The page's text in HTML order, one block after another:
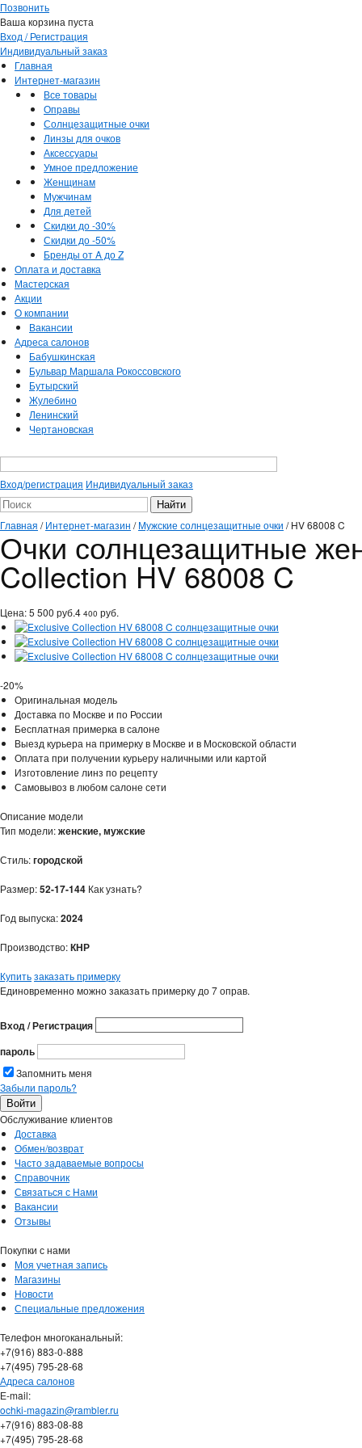
Позвонить
Ваша корзина пуста
Вход / Регистрация
Индивидуальный заказ
Главная
Интернет-магазин
Все товары
Оправы
Солнцезащитные очки
Линзы для очков
Аксессуары
Умное предложение
Женщинам
Мужчинам
Для детей
Скидки до -30%
Скидки до -50%
Бренды от A до Z
Оплата и доставка
Мастерская
Акции
О компании
Вакансии
Адреса салонов
Бабушкинская
Бульвар Маршала Рокоссовского
Бутырский
Жулебино
Ленинский
Чертановская
Вход/регистрация Индивидуальный заказ
Главная /Интернет-магазин /Мужские солнцезащитные очки /HV 68008 C
Очки солнцезащитные
Collection HV 68008 C
Цена:5 500 руб.4 400 руб.
-20%
Оригинальная модель
Доставка по Москве и по России
Бесплатная примерка в салоне
Выезд курьера на примерку в Москве и в Московской области
Оплата при получении курьеру наличными или картой
Изготовление линз по рецепту
Самовывоз в любом салоне сети
Описание модели
Тип модели:женские, мужские
Стиль:городской
Размер:52-17-144 Как узнать?
Год выпуска:2024
Производство:КНР
Купитьзаказать примерку
Единовременно можно заказать примерку до 7 оправ.
Вход / Регистрация
пароль
Запомнить меня
Забыли пароль?
Обслуживание клиентов
Доставка
Обмен/возврат
Часто задаваемые вопросы
Справочник
Связаться с Нами
Вакансии
Отзывы
Покупки с нами
Моя учетная запись
Магазины
Новости
Специальные предложения
Телефон многоканальный:
+7(916) 883-0-888
+7(495) 795-28-68
Адреса салонов
Е-mail:
ochki-magazin@rambler.ru
+7(916) 883-08-88
+7(495) 795-28-68